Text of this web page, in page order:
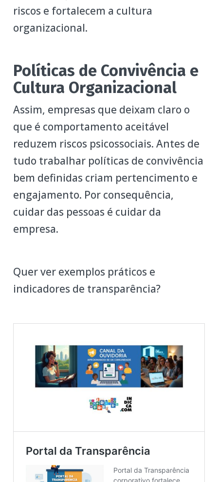
riscos e fortalecem a cultura
organizacional.
Políticas de Convivência e
Cultura Organizacional
Assim, empresas que deixam claro o
que é comportamento aceitável
reduzem riscos psicossociais. Antes de
tudo trabalhar políticas de convivência
bem definidas criam pertencimento e
engajamento. Por consequência,
cuidar das pessoas é cuidar da
empresa.
Quer ver exemplos práticos e
indicadores de transparência?